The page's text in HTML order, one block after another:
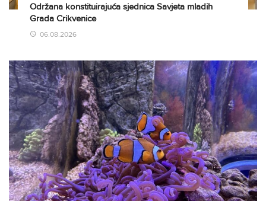
Održana konstituirajuća sjednica Savjeta mladih
Grada Crikvenice
06.08.2026